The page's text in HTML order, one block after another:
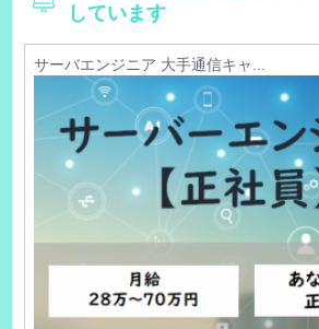
しています
サーバエンジニア 大手通信キャ...